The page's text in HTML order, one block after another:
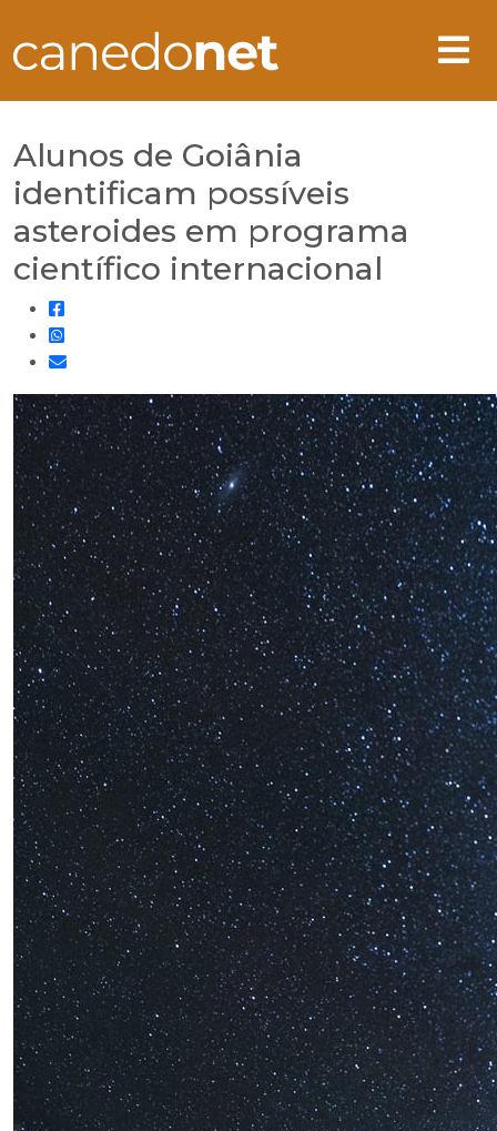
Alunos de Goiânia
identificam possíveis
asteroides em programa
científico internacional